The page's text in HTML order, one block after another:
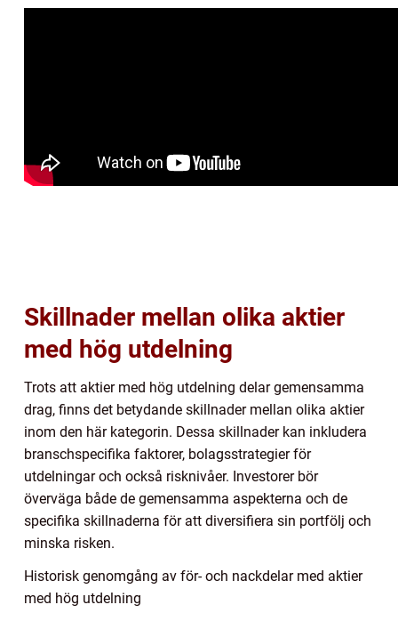
Skillnader mellan olika aktier
med hög utdelning
Trots att aktier med hög utdelning delar gemensamma
drag, finns det betydande skillnader mellan olika aktier
inom den här kategorin. Dessa skillnader kan inkludera
branschspecifika faktorer, bolagsstrategier för
utdelningar och också risknivåer. Investorer bör
överväga både de gemensamma aspekterna och de
specifika skillnaderna för att diversifiera sin portfölj och
minska risken.
Historisk genomgång av för- och nackdelar med aktier
med hög utdelning